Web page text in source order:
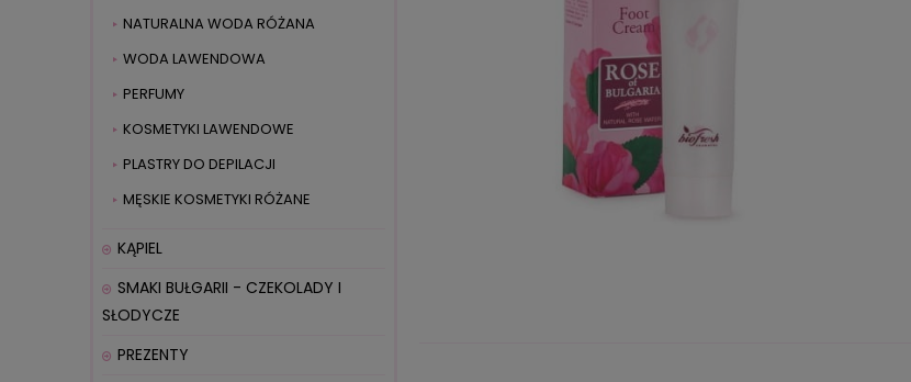
NATURALNA WODA RÓŻANA
WODA LAWENDOWA
PERFUMY
KOSMETYKI LAWENDOWE
PLASTRY DO DEPILACJI
MĘSKIE KOSMETYKI RÓŻANE
KĄPIEL
SMAKI BUŁGARII - CZEKOLADY I
SŁODYCZE
PREZENTY